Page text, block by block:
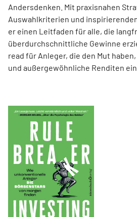
Andersdenken. Mit praxisnahen
Auswahlkriterien und
er einen Leit­faden für alle, die
überdurchschnittliche Gewinne
read für Anleger, die den Mut
und außergewöhnliche Renditen